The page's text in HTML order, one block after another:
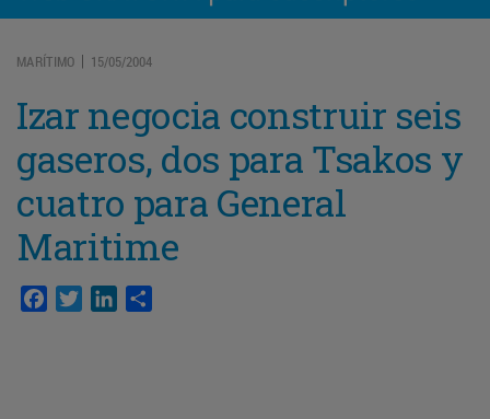
MARÍTIMO | 15/05/2004
Izar negocia construir seis
gaseros, dos para Tsakos y
cuatro para General
Maritime
Facebook
TwitterLinkedIn